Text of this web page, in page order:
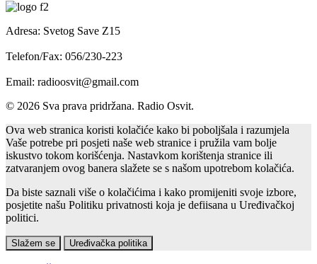
Adresa: Svetog Save Z15
Telefon/Fax: 056/230-223
Email: radioosvit@gmail.com
© 2026 Sva prava pridržana. Radio Osvit.
Ova web stranica koristi kolačiće kako bi poboljšala i razumjela
Vaše potrebe pri posjeti naše web stranice i pružila vam bolje
iskustvo tokom korišćenja. Nastavkom korištenja stranice ili
zatvaranjem ovog banera slažete se s našom upotrebom kolačića.
Da biste saznali više o kolačićima i kako promijeniti svoje izbore,
posjetite našu Politiku privatnosti koja je defiisana u Uređivačkoj
politici.
Slažem se Uređivačka politika